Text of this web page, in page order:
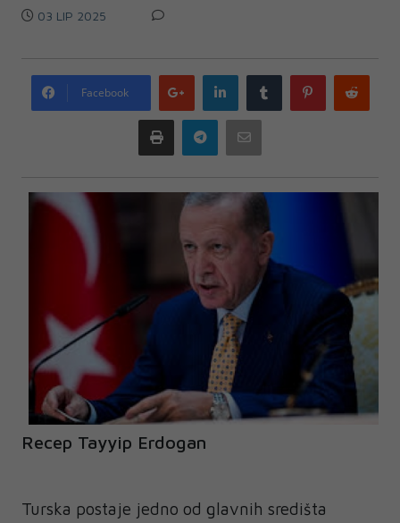
03 LIP 2025
Facebook
Google
plus
LinkedIn Tumblr Pinterest
Print Telegram
Recep Tayyip Erdogan
Turska postaje jedno od glavnih središta